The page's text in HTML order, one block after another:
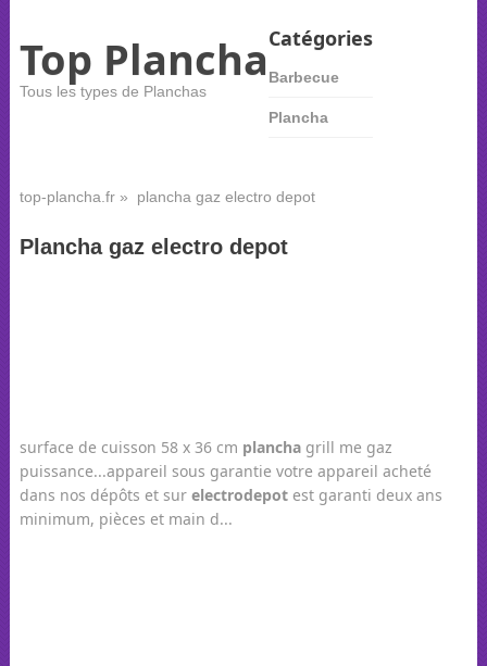
Top Plancha
Tous les types de Planchas
Catégories
Barbecue
Plancha
top-plancha.fr» plancha gaz electro depot
Plancha gaz electro depot
surface de cuisson 58 x 36 cm planchagrill me gaz
puissance...appareil sous garantie votre appareil acheté
dans nos dépôts et sur electrodepotest garanti deux ans
minimum, pièces et main d...